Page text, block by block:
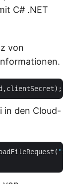
C# .NET
von
in den Cloud-